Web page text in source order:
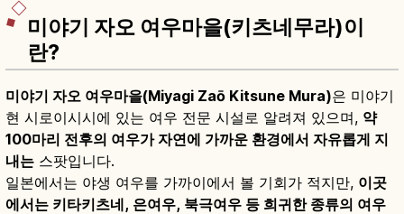
미야기 자오 여우마을(키츠네무라)이
란?
미야기 자오 여우마을(Miyagi Zaō Kitsune Mura)은 미야기
현 시로이시시에 있는 여우 전문 시설로 알려져 있으며, 약
100마리 전후의 여우가 자연에 가까운 환경에서 자유롭게 지
내는 스팟입니다.
일본에서는 야생 여우를 가까이에서 볼 기회가 적지만, 이곳
에서는 키타키츠네, 은여우, 북극여우 등 희귀한 종류의 여우